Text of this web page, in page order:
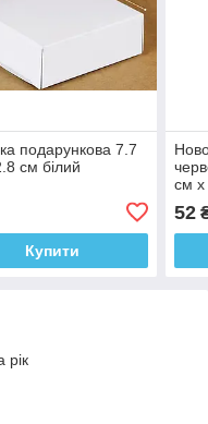
подарункова 7.7
см білий
Купити
см
52
рік